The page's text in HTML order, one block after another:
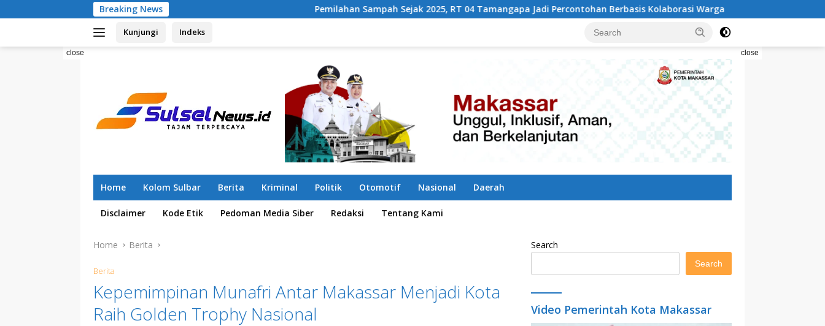
to
Breaking News Pemilahan Sampah Sejak 2025, RT 04 Tamangapa Jadi Percontohan Berbasis Kolaborasi Warga Pilah Sampah Solusi
Kunjungi Indeks
close close
Home Kolom Sulbar Berita Kriminal Politik Otomotif Nasional Daerah
Disclaimer Kode Etik Pedoman Media Siber Redaksi Tentang Kami
Home Berita
Berita
Kepemimpinan Munafri Antar Makassar Menjadi Kota
Raih Golden Trophy Nasional
Search
Search
Video Pemerintah Kota Makassar